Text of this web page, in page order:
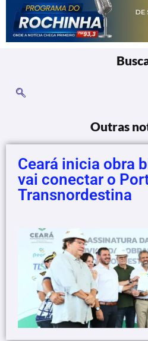
Outras
Ceará inicia obra
vai conectar o
Transnordestina